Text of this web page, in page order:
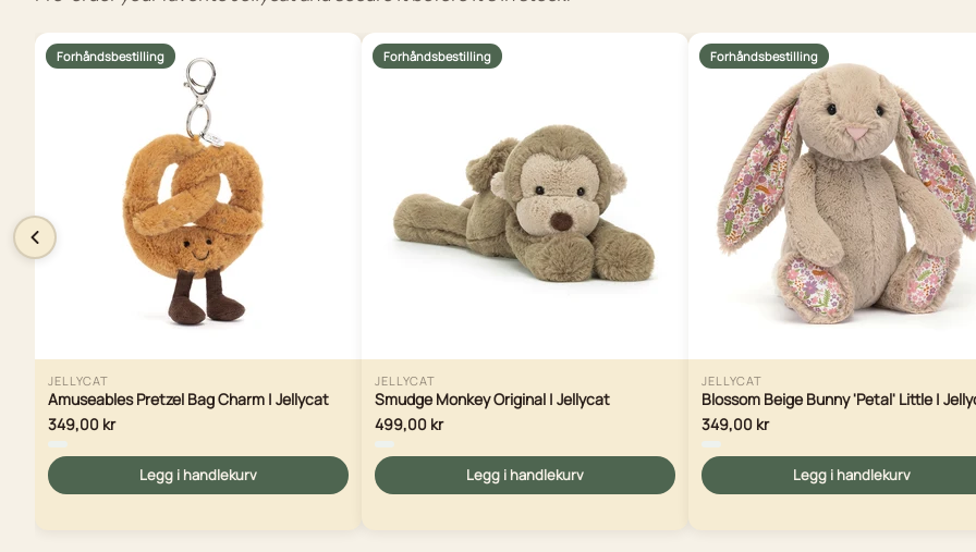
Forhåndsbestilling
JELLYCAT
Amuseables Pretzel Bag Charm | Jellycat
349,00 kr
Legg i handlekurv
Forhåndsbestilling
JELLYCAT
Smudge Monkey Original | Jellycat
499,00 kr
Legg i handlekurv
Forhåndsbestilling
JELLYCAT
Blossom Beige Bunny 'Petal' Little |
349,00 kr
Legg i handlekurv